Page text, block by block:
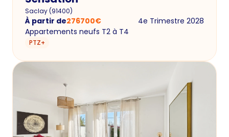
Saclay(91400)
À partir de276700€
4e Trimestre 2028
Appartements neufs T2 à T4
PTZ+